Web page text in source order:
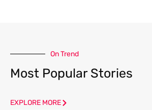
On Trend
Most Popular Stories
EXPLORE MORE